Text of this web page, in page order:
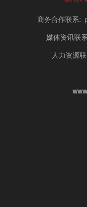
商务合作联系:
媒体资讯联
人力资源